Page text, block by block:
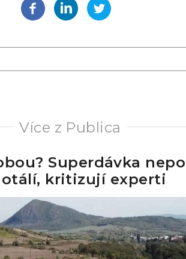
Více z Publica
Superdávka
otálí, kritizují experti